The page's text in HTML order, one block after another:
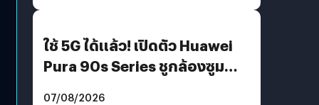
ใช้ 5G ได้แล้ว! เปิดตัว Huawei
Pura 90s Series ชูกล้องซูม
07/08/2026